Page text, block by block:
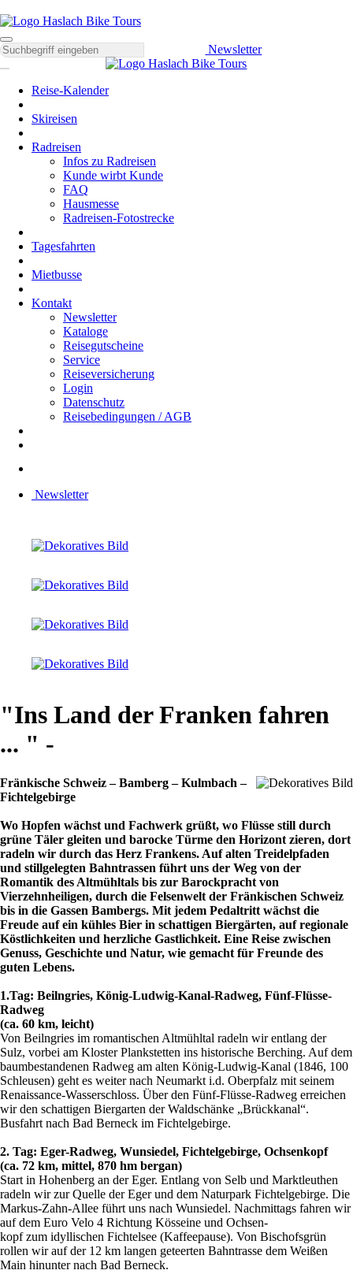
Newsletter
Reise-Kalender
Skireisen
Radreisen
Infos zu Radreisen
Kunde wirbt Kunde
FAQ
Hausmesse
Radreisen-Fotostrecke
Tagesfahrten
Mietbusse
Kontakt
Newsletter
Kataloge
Reisegutscheine
Service
Reiseversicherung
Login
Datenschutz
Reisebedingungen / AGB
Newsletter
"Ins Land der Franken fahren
... " -
Fränkische Schweiz – Bamberg – Kulmbach –
Fichtelgebirge
Wo Hopfen wächst und Fachwerk grüßt, wo Flüsse still durch
grüne Täler gleiten und barocke Türme den Horizont zieren, dort
radeln wir durch das Herz Frankens. Auf alten Treidelpfaden
und stillgelegten Bahntrassen führt uns der Weg von der
Romantik des Altmühltals bis zur Barockpracht von
Vierzehnheiligen, durch die Felsenwelt der Fränkischen Schweiz
bis in die Gassen Bambergs. Mit jedem Pedaltritt wächst die
Freude auf ein kühles Bier in schattigen Biergärten, auf regionale
Köstlichkeiten und herzliche Gastlichkeit. Eine Reise zwischen
Genuss, Geschichte und Natur, wie gemacht für Freunde des
guten Lebens.
1.Tag: Beilngries, König-Ludwig-Kanal-Radweg, Fünf-Flüsse-
Radweg
(ca. 60 km, leicht)
Von Beilngries im romantischen Altmühltal radeln wir entlang der
Sulz, vorbei am Kloster Plankstetten ins historische Berching. Auf dem
baumbestandenen Radweg am alten König-Ludwig-Kanal (1846, 100
Schleusen) geht es weiter nach Neumarkt i.d. Oberpfalz mit seinem
Renaissance-Wasserschloss. Über den Fünf-Flüsse-Radweg erreichen
wir den schattigen Biergarten der Waldschänke „Brückkanal“.
Busfahrt nach Bad Berneck im Fichtelgebirge.
2. Tag: Eger-Radweg, Wunsiedel, Fichtelgebirge, Ochsenkopf
(ca. 72 km, mittel, 870 hm bergan)
Start in Hohenberg an der Eger. Entlang von Selb und Marktleuthen
radeln wir zur Quelle der Eger und dem Naturpark Fichtelgebirge. Die
Markus-Zahn-Allee führt uns nach Wunsiedel. Nachmittags fahren wir
auf dem Euro Velo 4 Richtung Kösseine und Ochsen-
kopf zum idyllischen Fichtelsee (Kaffeepause). Von Bischofsgrün
rollen wir auf der 12 km langen geteerten Bahntrasse dem Weißen
Main hinunter nach Bad Berneck.